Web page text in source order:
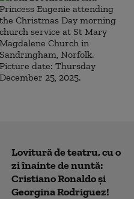
Lovitură de teatru, cu o
zi înainte de nuntă:
Cristiano Ronaldo și
Georgina Rodriguez!